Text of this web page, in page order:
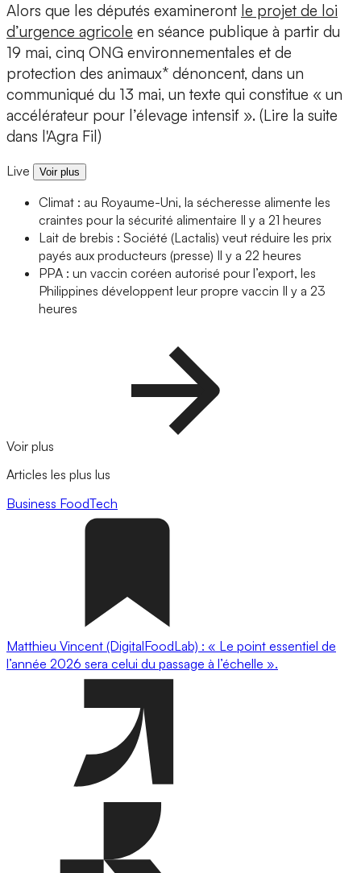
Alors que les députés examineront le projet de loi
d’urgence agricole en séance publique à partir du
19 mai, cinq ONG environnementales et de
protection des animaux* dénoncent, dans un
communiqué du 13 mai, un texte qui constitue « un
accélérateur pour l’élevage intensif ». (Lire la suite
dans l'Agra Fil)
Live Voir plus
Climat : au Royaume-Uni, la sécheresse alimente les
craintes pour la sécurité alimentaire Il y a 21 heures
Lait de brebis : Société (Lactalis) veut réduire les prix
payés aux producteurs (presse) Il y a 22 heures
PPA : un vaccin coréen autorisé pour l’export, les
Philippines développent leur propre vaccin Il y a 23
heures
Voir plus
Articles les plus lus
Business FoodTech
Matthieu Vincent (DigitalFoodLab) : « Le point essentiel de
l’année 2026 sera celui du passage à l’échelle ».